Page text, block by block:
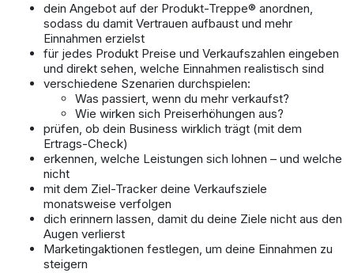
dein Angebot auf der Produkt-Treppe® anordnen,
sodass du damit Vertrauen aufbaust und mehr
Einnahmen erzielst
für jedes Produkt Preise und Verkaufszahlen eingeben
und direkt sehen, welche Einnahmen realistisch sind
verschiedene Szenarien durchspielen:
Was passiert, wenn du mehr verkaufst?
Wie wirken sich Preiserhöhungen aus?
prüfen, ob dein Business wirklich trägt (mit dem
Ertrags-Check)
erkennen, welche Leistungen sich lohnen – und welche
nicht
mit dem Ziel-Tracker deine Verkaufsziele
monatsweise verfolgen
dich erinnern lassen, damit du deine Ziele nicht aus den
Augen verlierst
Marketingaktionen festlegen, um deine Einnahmen zu
steigern